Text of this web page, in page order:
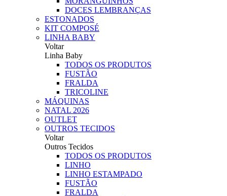
DOCES LEMBRANÇAS
ESTONADOS
KIT COMPOSÉ
LINHA BABY
Voltar
Linha Baby
TODOS OS PRODUTOS
FUSTÃO
FRALDA
TRICOLINE
MÁQUINAS
NATAL 2026
OUTLET
OUTROS TECIDOS
Voltar
Outros Tecidos
TODOS OS PRODUTOS
LINHO
LINHO ESTAMPADO
FUSTÃO
FRALDA